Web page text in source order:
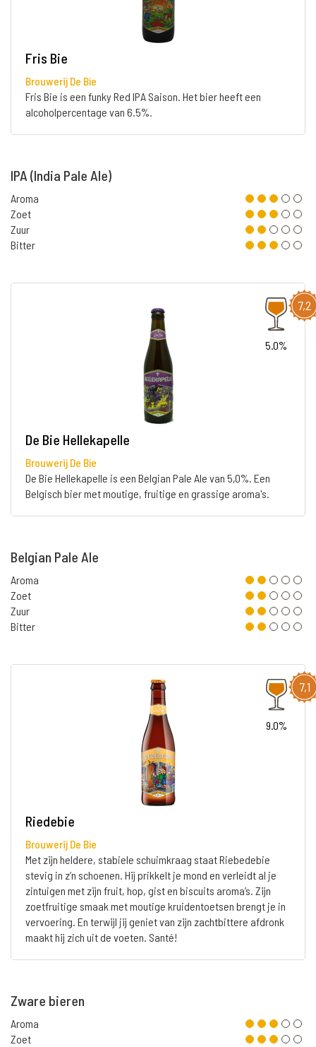
Fris Bie
Brouwerij De Bie
Fris Bie is een funky Red IPA Saison. Het bier heeft een
alcoholpercentage van 6.5%.
IPA (India Pale Ale)
Aroma
Zoet
Zuur
Bitter
7,2
5.0%
De Bie Hellekapelle
Brouwerij De Bie
De Bie Hellekapelle is een Belgian Pale Ale van 5,0%. Een
Belgisch bier met moutige, fruitige en grassige aroma's.
Belgian Pale Ale
Aroma
Zoet
Zuur
Bitter
7,1
9.0%
Riedebie
Brouwerij De Bie
Met zijn heldere, stabiele schuimkraag staat Riebedebie
stevig in z’n schoenen. Hij prikkelt je mond en verleidt al je
zintuigen met zijn fruit, hop, gist en biscuits aroma’s. Zijn
zoetfruitige smaak met moutige kruidentoetsen brengt je in
vervoering. En terwijl jij geniet van zijn zachtbittere afdronk
maakt hij zich uit de voeten. Santé!
Zware bieren
Aroma
Zoet